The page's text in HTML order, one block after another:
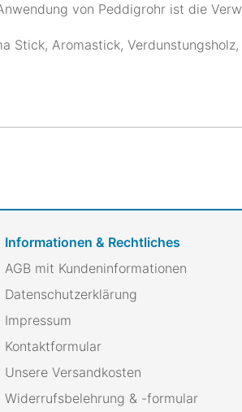
von Peddigrohr ist die
Stick, Aromastick, Verdunstungsholz,
Informationen & Rechtliches
AGB mit Kundeninformationen
Datenschutzerklärung
Impressum
Kontaktformular
Unsere Versandkosten
Widerrufsbelehrung & -formular